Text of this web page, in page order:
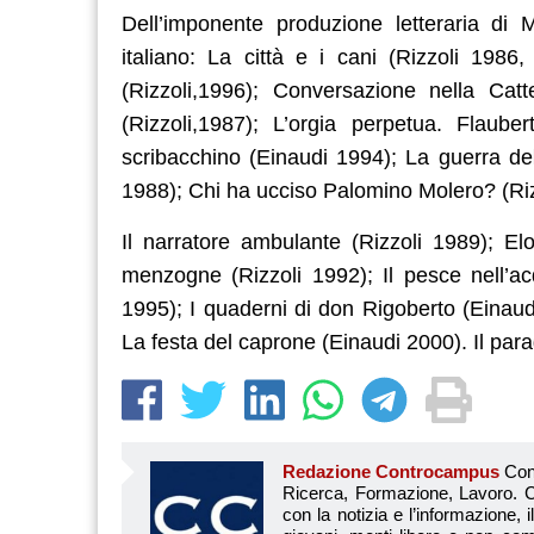
Dell’imponente produzione letteraria
italiano: La città e i cani (Rizzoli 1986,
(Rizzoli,1996); Conversazione nella
(Rizzoli,1987); L’orgia perpetua.
scribacchino (Einaudi 1994); La guerra
1988); Chi ha ucciso Palomino Molero?
Il narratore ambulante (Rizzoli 1989);
menzogne (Rizzoli 1992); Il pesce
1995); I quaderni di don Rigoberto
La festa del caprone (Einaudi 2000). Il
Redazione Controcampus Controcampus è Il magazine più letto dai giovani su: Scuola, Università, Ricerca, Formazione, Lavoro. Controcampus nasce nell’ottobre 2001 con la missione di affiancare con la notizia e l’informazione, il mondo dell’istruzione e dell’università. Il suo cuore pulsante sono i giovani, menti libere e non compromesse da nessun interesse di parte. Il progetto è ambizioso e Controcampus cresce e si evolve arricchendo il proprio staff con nuovi giovani vogliosi di